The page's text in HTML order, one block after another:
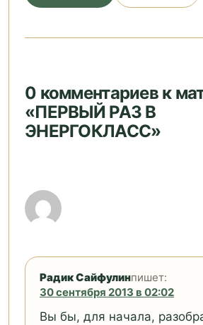
0 комментариев к
«ПЕРВЫЙ РАЗ В
ЭНЕРГОКЛАСС»
Радик Сайфулинпишет:
30 сентября 2013 в 02:02
Вы бы, для начала,